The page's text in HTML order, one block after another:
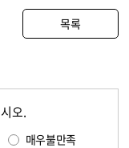
목록
오.
매우불만족